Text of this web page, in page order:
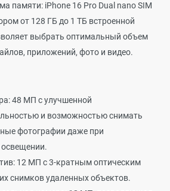
памяти: iPhone 16 Pro Dual nano SIM
от 128 ГБ до 1 ТБ встроенной
выбрать оптимальный объем
приложений, фото и видео.
48 МП с улучшенной
и возможностью снимать
фотографии даже при
12 МП с 3-кратным оптическим
снимков удаленных объектов.